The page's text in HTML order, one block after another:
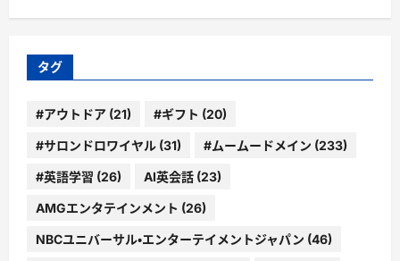
ゴ
ー
タグ
#アウトドア (21) #ギフト (20)
#サロンドロワイヤル (31) #ムームードメイン (233)
#英語学習 (26) AI英会話 (23)
AMGエンタテインメント (26)
NBCユニバーサル・エンターテイメントジャパン (46)